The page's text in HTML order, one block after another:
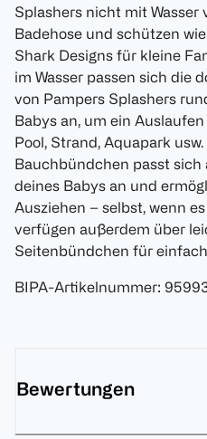
Splashers nicht mit Wasser
Badehose und schützen
Shark Designs für kleine
im Wasser passen sich die
von Pampers Splashers
Babys an, um ein
Pool, Strand, Aquapark
Bauchbündchen passt sich
deines Babys an und
Ausziehen – selbst, wenn
verfügen außerdem über
Seitenbündchen für
BIPA-Artikelnummer:
Bewertungen